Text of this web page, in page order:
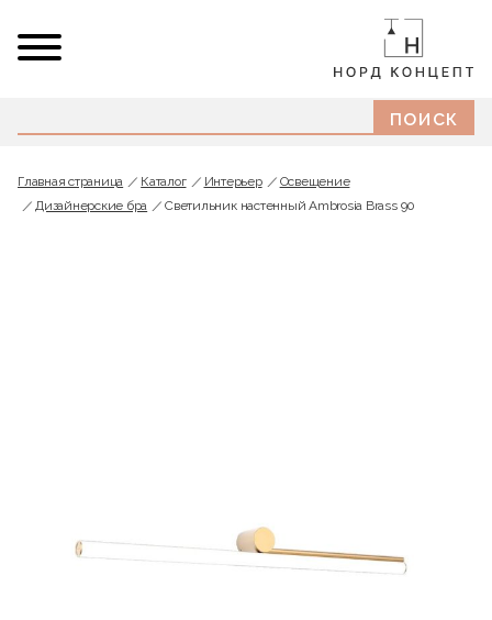
Главная страница Каталог Интерьер
Освещение
Дизайнерские бра
Светильник настенный Ambrosia Brass 90